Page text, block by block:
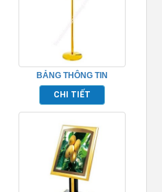
BẢNG THÔNG TIN
TP692010
CHI TIẾT